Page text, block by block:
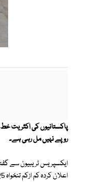
روپے نہیں مل رہی ہے۔
اعلان کردہ کم ازکم تنخواہ 25 ہزار روپے نہیں دی جارہی، مارچ میں مہنگائی کی تاریخی بلند ترین سطح 35.4 فیصد نے عوام کو بری طرح متاثر کیا ہے۔